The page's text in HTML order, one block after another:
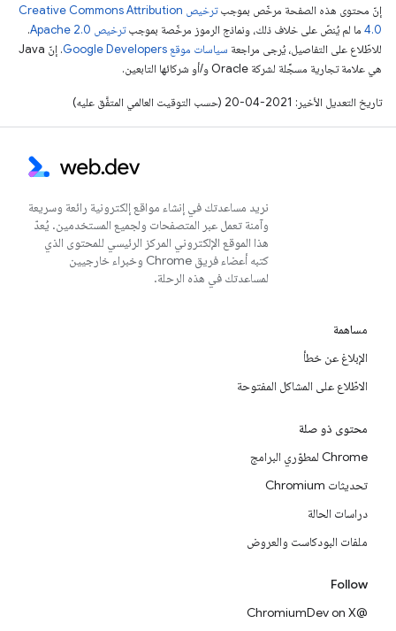
إنّ محتوى هذه الصفحة مرخّص بموجب
ترخيص Creative Commons Attribution
4.0‏ ما لم يُنصّ على خلاف ذلك، ونماذج الرموز مرخّصة بموجبترخيص Apache 2.0‏
.
للاطّلاع على التفاصيل، يُرجى مراجعة سياسات موقع Google Developers‏
. إنّ Java
هي علامة تجارية مسجَّلة لشركة Oracle و/أو شركائها التابعين.
تاريخ التعديل الأخير: 2021-04-20 (حسب التوقيت العالمي المتفَّق عليه)
نريد مساعدتك في إنشاء مواقع إلكترونية رائعة وسريعة
وآمنة تعمل عبر المتصفحات ولجميع المستخدمين. يُعدّ
هذا الموقع الإلكتروني المركز الرئيسي للمحتوى الذي
كتبه أعضاء فريق Chrome وخبراء خارجيين
لمساعدتك في هذه الرحلة.
مساهمة
الإبلاغ عن خطأ
الاطّلاع على المشاكل المفتوحة
محتوى ذو صلة
Chrome لمطوّري البرامج
تحديثات Chromium
دراسات الحالة
ملفات البودكاست والعروض
Follow
@ChromiumDev on X